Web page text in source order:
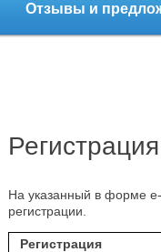
Отзывы и
Регистрация
На указанный в форме
регистрации.
Регистрация